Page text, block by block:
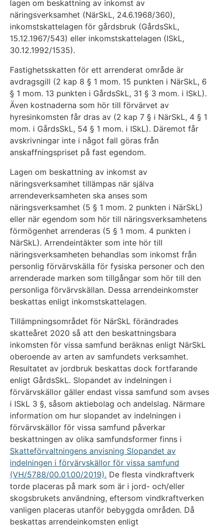
lagen om beskattning av inkomst av
näringsverksamhet (NärSkL, 24.6.1968/360),
inkomstskattelagen för gårdsbruk (GårdsSkL,
15.12.1967/543) eller inkomstskattelagen (ISkL,
30.12.1992/1535).
Fastighetsskatten för ett arrenderat område är
avdragsgill (2 kap 8 § 1 mom. 15 punkten i NärSkL, 6
§ 1 mom. 13 punkten i GårdsSkL, 31 § 3 mom. i ISkL).
Även kostnaderna som hör till förvärvet av
hyresinkomsten får dras av (2 kap 7 § i NärSkL, 4 § 1
mom. i GårdsSkL, 54 § 1 mom. i ISkL). Däremot får
avskrivningar inte i något fall göras från
anskaffningspriset på fast egendom.
Lagen om beskattning av inkomst av
näringsverksamhet tillämpas när själva
arrendeverksamheten ska anses som
näringsverksamhet (5 § 1 mom. 2 punkten i NärSkL)
eller när egendom som hör till näringsverksamhetens
förmögenhet arrenderas (5 § 1 mom. 4 punkten i
NärSkL). Arrendeintäkter som inte hör till
näringsverksamheten behandlas som inkomst från
personlig förvärvskälla för fysiska personer och den
arrenderade marken som tillgångar som hör till den
personliga förvärvskällan. Dessa arrendeinkomster
beskattas enligt inkomstskattelagen.
Tillämpningsområdet för NärSkL förändrades
skatteåret 2020 så att den beskattningsbara
inkomsten för vissa samfund beräknas enligt NärSkL
oberoende av arten av samfundets verksamhet.
Resultatet av jordbruk beskattas dock fortfarande
enligt GårdsSkL. Slopandet av indelningen i
förvärvskällor gäller endast vissa samfund som avses
i ISkL 3 §, såsom aktiebolag och andelslag. Närmare
information om hur slopandet av indelningen i
förvärvskällor för vissa samfund påverkar
beskattningen av olika samfundsformer finns i
Skatteförvaltningens anvisning Slopandet av
indelningen i förvärvskällor för vissa samfund
(VH/5788/00.01.00/2019). De flesta vindkraftverk
torde placeras på mark som är i jord- och/eller
skogsbrukets användning, eftersom vindkraftverken
vanligen placeras utanför bebyggda områden. Då
beskattas arrendeinkomsten enligt